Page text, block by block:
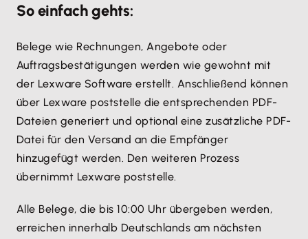
So einfach gehts:
Belege wie Rechnungen, Angebote oder
Auftragsbestätigungen werden wie gewohnt mit
der Lexware Software erstellt. Anschließend können
über Lexware poststelle die entsprechenden PDF-
Dateien generiert und optional eine zusätzliche PDF-
Datei für den Versand an die Empfänger
hinzugefügt werden. Den weiteren Prozess
übernimmt Lexware poststelle.
Alle Belege, die bis 10:00 Uhr übergeben werden,
erreichen innerhalb Deutschlands am nächsten